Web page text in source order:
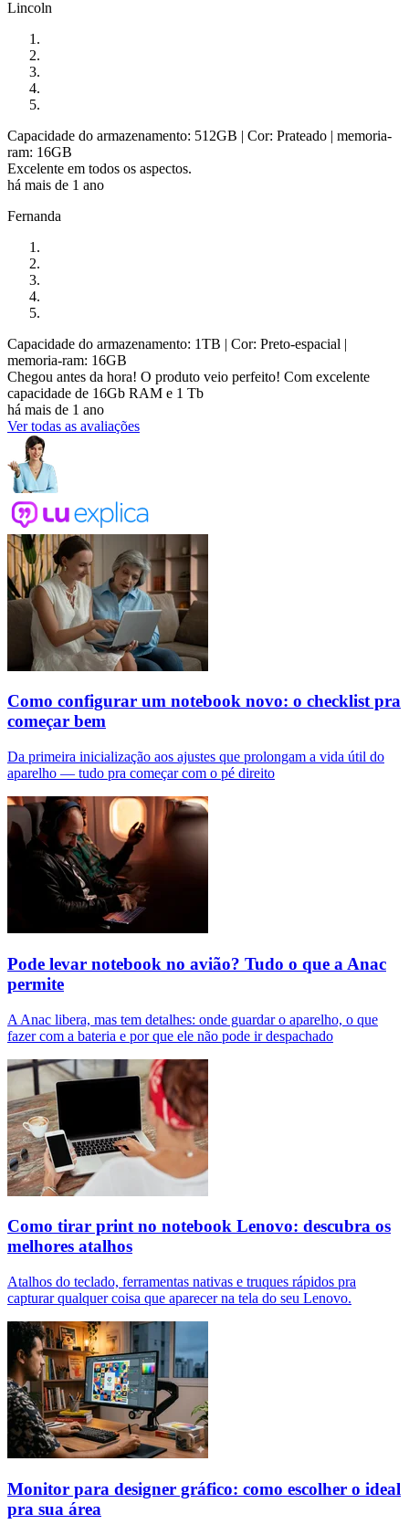
Lincoln
Capacidade do armazenamento: 512GB | Cor: Prateado | memoria-
ram: 16GB
Excelente em todos os aspectos.
há mais de 1 ano
Fernanda
Capacidade do armazenamento: 1TB | Cor: Preto-espacial |
memoria-ram: 16GB
Chegou antes da hora! O produto veio perfeito! Com excelente
capacidade de 16Gb RAM e 1 Tb
há mais de 1 ano
Ver todas as avaliações
Como configurar um notebook novo: o checklist pra
começar bem
Da primeira inicialização aos ajustes que prolongam a vida útil do
aparelho — tudo pra começar com o pé direito
Pode levar notebook no avião? Tudo o que a Anac
permite
A Anac libera, mas tem detalhes: onde guardar o aparelho, o que
fazer com a bateria e por que ele não pode ir despachado
Como tirar print no notebook Lenovo: descubra os
melhores atalhos
Atalhos do teclado, ferramentas nativas e truques rápidos pra
capturar qualquer coisa que aparecer na tela do seu Lenovo.
Monitor para designer gráfico: como escolher o ideal
pra sua área